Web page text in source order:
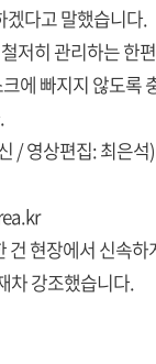
겠다고 말했습니다.
저히 관리하는 한
에 빠지지 않도록
/ 영상편집: 최은석)
건 현장에서 신속
차 강조했습니다.